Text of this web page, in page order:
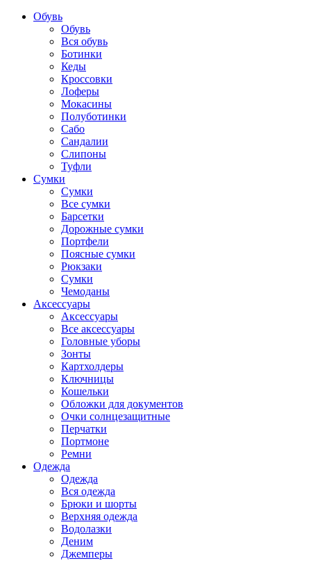
Обувь
Обувь
Вся обувь
Ботинки
Кеды
Кроссовки
Лоферы
Мокасины
Полуботинки
Сабо
Сандалии
Слипоны
Туфли
Сумки
Сумки
Все сумки
Барсетки
Дорожные сумки
Портфели
Поясные сумки
Рюкзаки
Сумки
Чемоданы
Аксессуары
Аксессуары
Все аксессуары
Головные уборы
Зонты
Картхолдеры
Ключницы
Кошельки
Обложки для документов
Очки солнцезащитные
Перчатки
Портмоне
Ремни
Одежда
Одежда
Вся одежда
Брюки и шорты
Верхняя одежда
Водолазки
Деним
Джемперы